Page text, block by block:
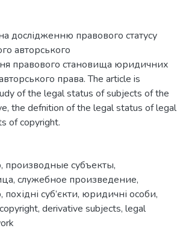
дослідженню правового статусу
авторського
правового становища юридичних
авторського права. The article is
of the legal status of subjects of the
the defnition of the legal status of legal
of copyright.
, производные субъекты,
, служебное произведение,
, похідні суб’єкти, юридичні особи,
copyright, derivative subjects, legal